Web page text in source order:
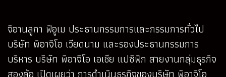
จิอานลูกา ฟิอูเม ประธานกรรมการและกรรมการทั่วไป
บริษัท พิอาจิโอ เวียดนาม และรองประธานกรรมการ
บริหาร บริษัท พิอาจิโอ เอเชีย แปซิฟิก สายงานกลุ่มธุรกิจ
สองล้อ เปิดเผยว่า การดำเนินธุรกิจของบริษัท พิอาจิโอ